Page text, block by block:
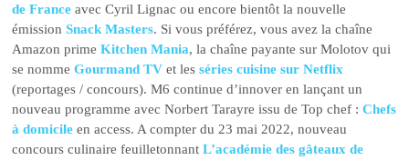
de France avec Cyril Lignac ou encore bientôt la nouvelle
émissionSnack Masters. Si vous préférez, vous avez la chaîne
Amazon primeKitchen Mania, la chaîne payante sur Molotov qui
se nommeGourmand TV et lesséries cuisine sur Netflix
(reportages / concours). M6 continue d’innover en lançant un
nouveau programme avec Norbert Tarayre issu de Top chef :Chefs
à domicile en access. A compter du 23 mai 2022, nouveau
concours culinaire feuilletonnantL’académie des gâteaux de